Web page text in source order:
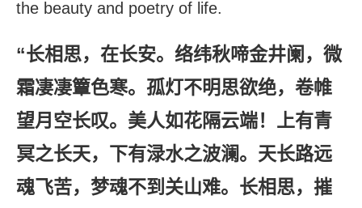
the beauty and poetry of life.
“长相思，在长安。络纬秋啼金井阑，微
霜凄凄簟色寒。孤灯不明思欲绝，卷帷
望月空长叹。美人如花隔云端！上有青
冥之长天，下有渌水之波澜。天长路远
魂飞苦，梦魂不到关山难。长相思，摧